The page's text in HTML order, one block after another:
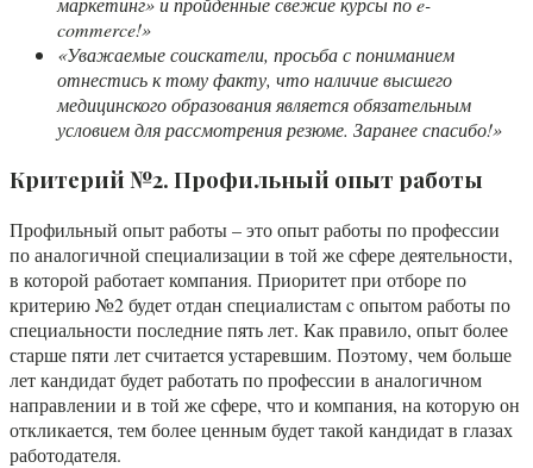
commerce!»
«Уважаемые соискатели, просьба с пониманием
отнестись к тому факту, что наличие высшего
медицинского образования является обязательным
условием для рассмотрения резюме. Заранее спасибо!»
Критерий №2. Профильный опыт работы
Профильный опыт работы – это опыт работы по профессии
по аналогичной специализации в той же сфере деятельности,
в которой работает компания. Приоритет при отборе по
критерию №2 будет отдан специалистам c опытом работы по
специальности последние пять лет. Как правило, опыт более
старше пяти лет считается устаревшим. Поэтому, чем больше
лет кандидат будет работать по профессии в аналогичном
направлении и в той же сфере, что и компания, на которую он
откликается, тем более ценным будет такой кандидат в глазах
работодателя.